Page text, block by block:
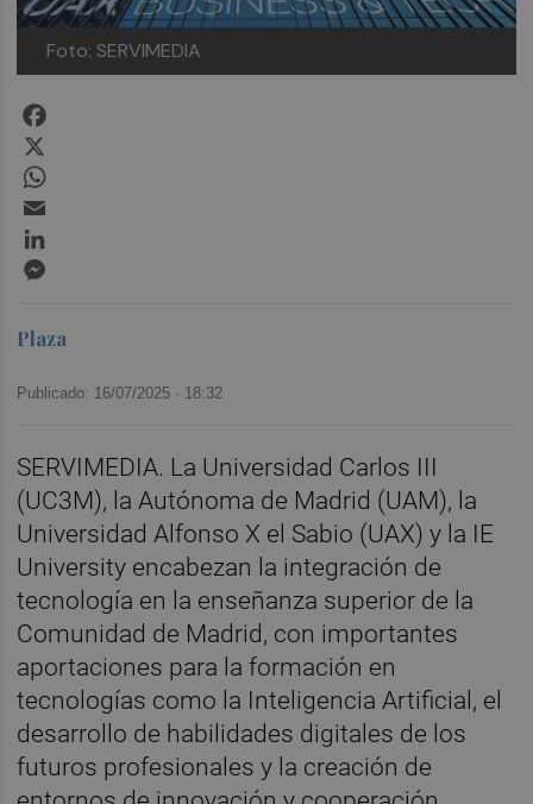
Foto: SERVIMEDIA
Plaza
Publicado: 16/07/2025 · 18:32
SERVIMEDIA. La Universidad Carlos III
(UC3M), la Autónoma de Madrid (UAM), la
Universidad Alfonso X el Sabio (UAX) y la IE
University encabezan la integración de
tecnología en la enseñanza superior de la
Comunidad de Madrid, con importantes
aportaciones para la formación en
tecnologías como la Inteligencia Artificial, el
desarrollo de habilidades digitales de los
futuros profesionales y la creación de